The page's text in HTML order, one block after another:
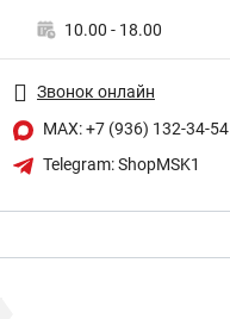
10.00 - 18.00
Звонок онлайн
MAX: +7 (936) 132-34-54
Telegram: ShopMSK1